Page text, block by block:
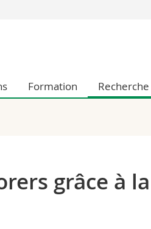
et sociales et management
humaines
et de la formation
Formation Recherche
grâce à